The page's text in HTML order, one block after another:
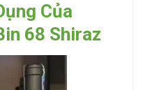
Của
68 Shiraz